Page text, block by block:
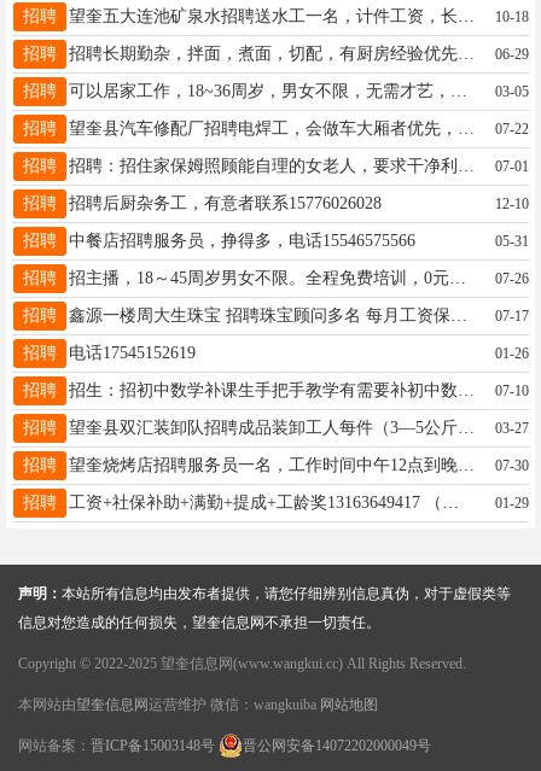
招聘 10-18
招聘 招聘长期勤杂，拌面，煮面，切配，有厨房经验优先身体健康责任心强沟通能力强，年龄52岁以下，做五休二，管吃管住，法定节假日休息，地址浙江杭州，电微同步19521422622 06-29
招聘 03-05
招聘 07-22
招聘 07-01
招聘 招聘后厨杂务工，有意者联系15776026028 12-10
招聘 中餐店招聘服务员，挣得多，电话15546575566 05-31
招聘 招主播，18～45周岁男女不限。全程免费培训，0元入职！在家开播，时间自己选择。全程陪跑专人教授，一站式服务，入职后我带你，家住望奎，有意者可面谈；陈女士16646554775 07-26
招聘 07-17
招聘 电话17545152619 01-26
招聘 07-10
招聘 望奎县双汇装卸队招聘成品装卸工人每件（3—5公斤左右）记件工资，工资日结，每天工资200至400左右，多劳多得，电话，微信18944556159 03-27
招聘 望奎烧烤店招聘服务员一名，工作时间中午12点到晚上12点，每个月有带薪休息4个半天。电话☎15904639209 07-30
招聘 01-29
声明： 本站所有信息均由发布者提供，请您仔细辨别信息真伪，对于虚假类等
信息对您造成的任何损失，望奎信息网不承担一切责任。
Copyright © 2022-2025 望奎信息网(www.wangkui.cc) All Rights Reserved.
本网站由望奎信息网 运营维护 微信：wangkuiba 网站地图
网站备案： 晋ICP备15003148号 晋公网安备14072202000049号